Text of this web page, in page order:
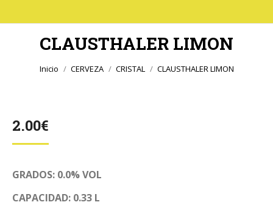
CLAUSTHALER LIMON
Estás aquí:
Inicio CERVEZA CRISTAL CLAUSTHALER LIMON
2.00€
GRADOS: 0.0% VOL
CAPACIDAD: 0.33 L